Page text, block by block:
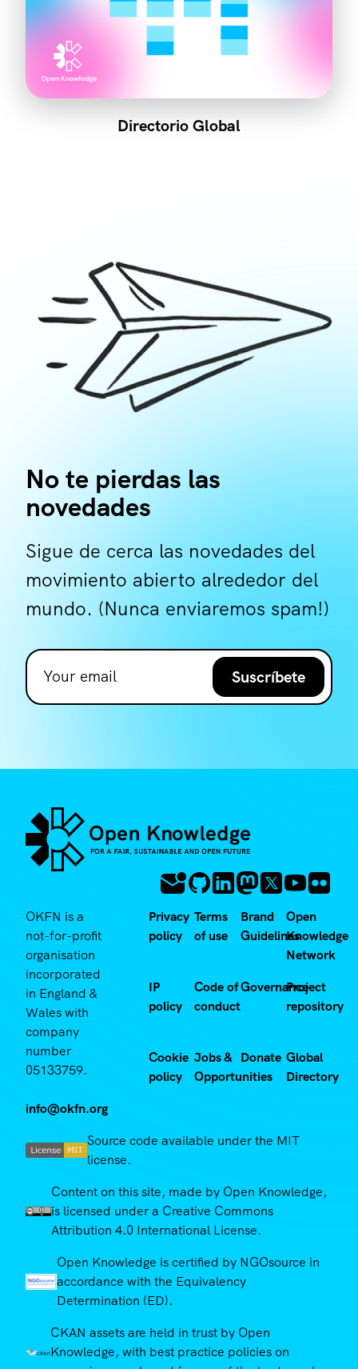
Directorio Global
No te pierdas las
novedades
Sigue de cerca las novedades del
movimiento abierto alrededor del
mundo. (Nunca enviaremos spam!)
Suscríbete
OKFN is a
not-for-profit
organisation
incorporated
in England &
Wales with
company
number
05133759.
info@okfn.org
Privacy
policy
Terms
of use
Brand
Guidelines
Open
Knowledge
Network
IP
policy
Code of
conduct
Governance
Project
repository
Cookie
policy
Jobs &
Opportunities
Donate Global
Directory
Source code available under the MIT
license.
Content on this site, made by Open Knowledge,
is licensed under a Creative Commons
Attribution 4.0 International License.
Open Knowledge is certified by NGOsource in
accordance with the Equivalency
Determination (ED).
CKAN assets are held in trust by Open
Knowledge, with best practice policies on